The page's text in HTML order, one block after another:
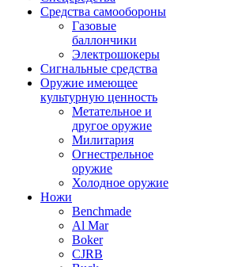
Средства самообороны
Газовые
баллончики
Электрошокеры
Сигнальные средства
Оружие имеющее
культурную ценность
Метательное и
другое оружие
Милитария
Огнестрельное
оружие
Холодное оружие
Ножи
Benchmade
Al Mar
Boker
CJRB